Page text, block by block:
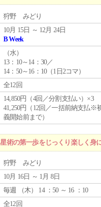
狩野 みどり
10月 15日 ～ 12月 24日
B Week
（水）
13：10～14：30／
14：50～16：10（1日2コマ）
全12回
14,850円（4回／分割支払い）×3
41,250円（12回／一括前納支払※
義開始前まで）
術の第一歩をじっくり楽しく身
狩野 みどり
10月 16日 ～ 1月 8日
毎週 （木） 14 ：50 ～ 16 ：10
全12回